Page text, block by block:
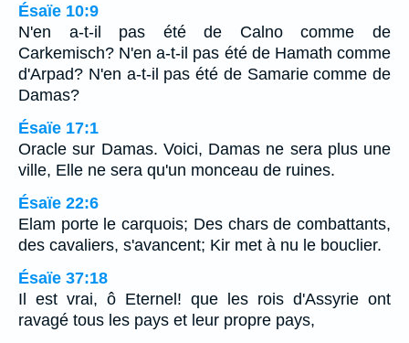
Ésaïe 10:9
N'en a-t-il pas été de Calno comme de
Carkemisch? N'en a-t-il pas été de Hamath comme
d'Arpad? N'en a-t-il pas été de Samarie comme de
Damas?
Ésaïe 17:1
Oracle sur Damas. Voici, Damas ne sera plus une
ville, Elle ne sera qu'un monceau de ruines.
Ésaïe 22:6
Elam porte le carquois; Des chars de combattants,
des cavaliers, s'avancent; Kir met à nu le bouclier.
Ésaïe 37:18
Il est vrai, ô Eternel! que les rois d'Assyrie ont
ravagé tous les pays et leur propre pays,